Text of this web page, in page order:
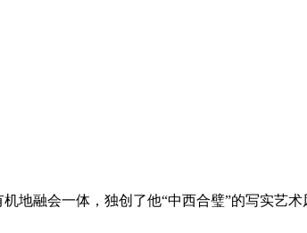
地融会一体，独创了他“中西合璧”的写实艺